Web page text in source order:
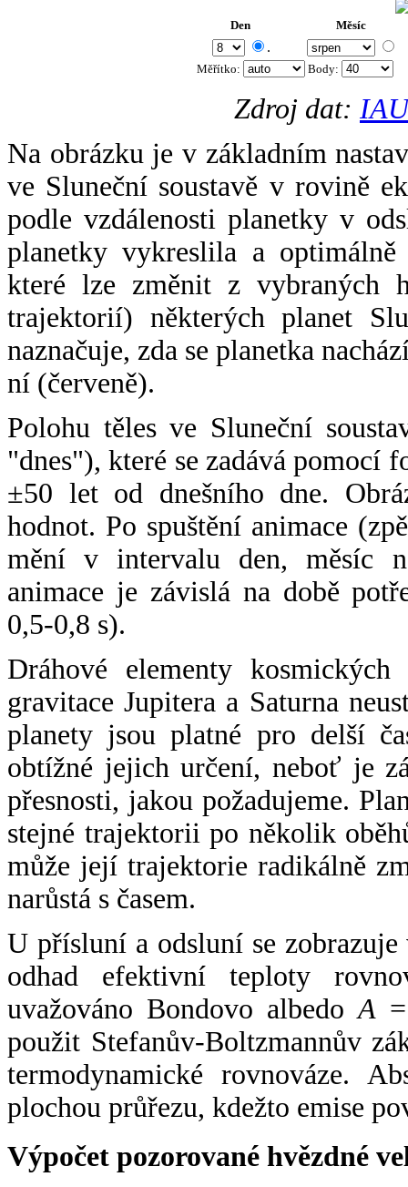
Den Měsíc
.
Měřítko: Body:
Zdroj dat:
Na obrázku je v základním
ve Sluneční soustavě v rovině
podle vzdálenosti planetky v
planetky vykreslila a
které lze změnit z vybraných
trajektorií) některých planet
naznačuje, zda se planetka
ní (červeně).
Polohu těles ve Sluneční
"dnes"), které se zadává pomocí
±50 let od dnešního dne.
hodnot. Po spuštění animace
mění v intervalu den, měsíc
animace je závislá na době
0,5-0,8 s).
Dráhové elementy
gravitace Jupitera a Saturna
planety jsou platné pro delší
obtížné jejich určení, neboť je
přesnosti, jakou požadujeme.
stejné trajektorii po několik
může její trajektorie radikálně
narůstá s časem.
U přísluní a odsluní se
odhad efektivní teploty
uvažováno Bondovo albedoA
použit Stefanův-Boltzmannův
termodynamické rovnováze.
plochou průřezu, kdežto emise
Výpočet pozorované hvězdné